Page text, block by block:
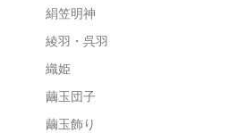
絹笠明神
綾羽・呉羽
織姫
繭玉団子
繭玉飾り